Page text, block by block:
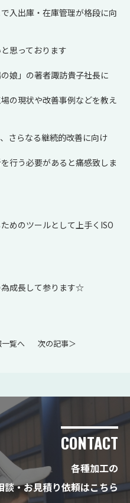
入出庫・在庫管理が格段に向
思っております
娘」の著者諏訪貴子社長に
の現状や改善事例などを教え
さらなる継続的改善に向け
行う必要があると痛感致しま
めのツールとして上手くISO
成長して参ります☆
覧へ 次の記事＞
CONTACT
各種加工の
談・お見積り依頼はこちら